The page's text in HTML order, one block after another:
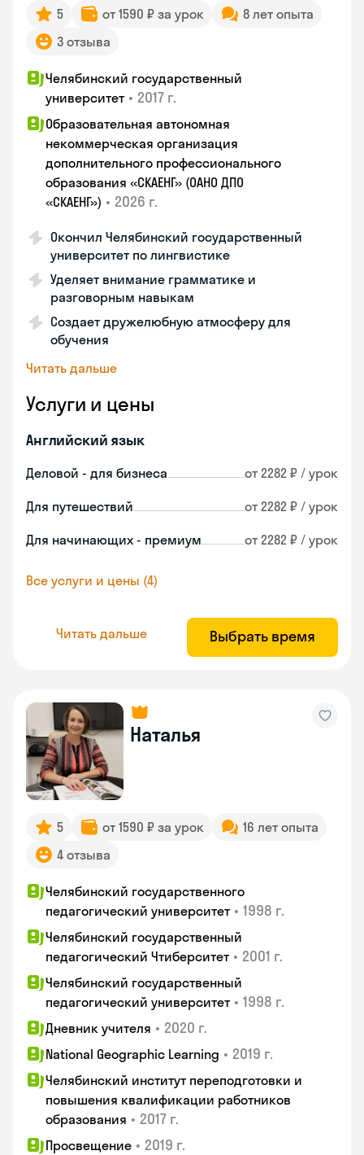
5 от 1590 ₽ за урок
8 лет опыта
3 отзыва
Челябинский государственный
университет • 2017 г.
Образовательная автономная
некоммерческая организация
дополнительного профессионального
образования «СКАЕНГ» (ОАНО ДПО
«СКАЕНГ») • 2026 г.
Окончил Челябинский государственный
университет по лингвистике
Уделяет внимание грамматике и
разговорным навыкам
Создает дружелюбную атмосферу для
обучения
Читать дальше
Услуги и цены
Английский язык
Деловой - для бизнеса от 2282 ₽ / урок
Для путешествий от 2282 ₽ / урок
Для начинающих - премиум от 2282 ₽ / урок
Все услуги и цены (4)
Читать дальше Выбрать время
Наталья
5 от 1590 ₽ за урок
16 лет опыта
4 отзыва
Челябинский государственного
педагогический университет • 1998 г.
Челябинский государственный
педагогический Чтиберситет • 2001 г.
Челябинский государственный
педагогический университет • 1998 г.
Дневник учителя • 2020 г.
National Geographic Learning • 2019 г.
Челябинский институт переподготовки и
повышения квалификации работников
образования • 2017 г.
Просвещение • 2019 г.